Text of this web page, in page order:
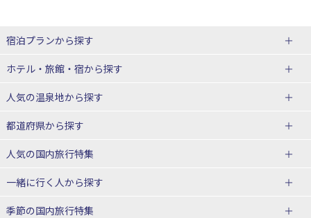
宿泊プランから探す
北海道
東北
青森県
宮城県
山形県
関東
ホテル・旅館・宿から探す
北海道ホテル・旅館
青森県ホテル・旅館
宮城県ホテル・旅館
山形県ホテル・旅館
人気の温泉地から探す
北海道
湯の川温泉(北海道)
十勝川温泉(北海道)
洞爺湖温泉(北海道)
都道府県から探す
北海道旅行・ツアー
東北
人気の国内旅行特集
東京ディズニーリゾート®への旅
ユニバーサル・スタジオ・ジャパ
一緒に行く人から探す
一人旅 国内版
季節の国内旅行特集